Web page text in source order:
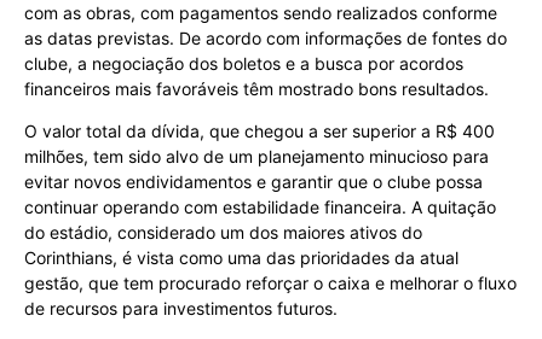
com as obras, com pagamentos sendo realizados conforme
as datas previstas. De acordo com informações de fontes do
clube, a negociação dos boletos e a busca por acordos
financeiros mais favoráveis têm mostrado bons resultados.
O valor total da dívida, que chegou a ser superior a R$ 400
milhões, tem sido alvo de um planejamento minucioso para
evitar novos endividamentos e garantir que o clube possa
continuar operando com estabilidade financeira. A quitação
do estádio, considerado um dos maiores ativos do
Corinthians, é vista como uma das prioridades da atual
gestão, que tem procurado reforçar o caixa e melhorar o fluxo
de recursos para investimentos futuros.